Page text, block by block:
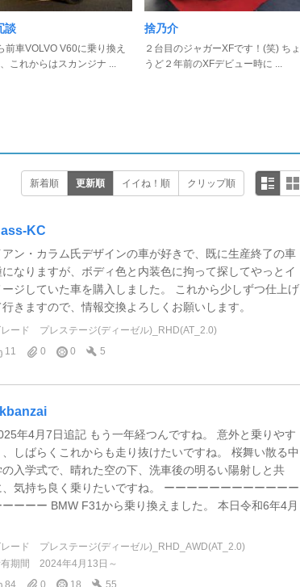
談
前車VOLVO V60に乗り換え
これからはスカンジナ ...
捨乃介
２台目のジャガーXFです！(笑) ちょ
うど２年前のXFデビュー時に ...
新着順 更新順 イイね！順 クリップ順
KC
アン・カラム氏デザインの車が好きで、既に生産終了の車
になりますが、ボディ色と内装色に拘って探してやっとイ
ージしていた車を購入しました。 これから少しずつ仕上げ
行きますので、情報交換よろしくお願いします。
ード
プレステージ(ディーゼル)_RHD(AT_2.0)
11
0 0 5
年4月7日追記 もう一年経つんですね。 意外と乗りやす
、しばらくこれからも走り抜けたいですね。 桜舞い散る中
の入学式で、晴れた空の下、洗車後の明るい陽射しと共
、気持ち良く乗りたいですね。 ーーーーーーーーーーーー
ーーーー BMW F31から乗り換えました。 本日令和6年4月
ード
プレステージ(ディーゼル)_RHD_AWD(AT_2.0)
期間
2024年4月13日～
84
0 18 55